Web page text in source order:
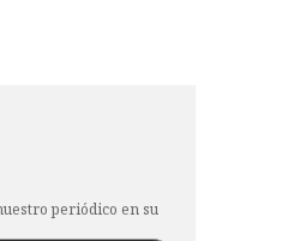
periódico en su